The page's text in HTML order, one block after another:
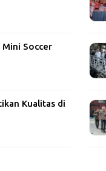
Mini Soccer
Kualitas di